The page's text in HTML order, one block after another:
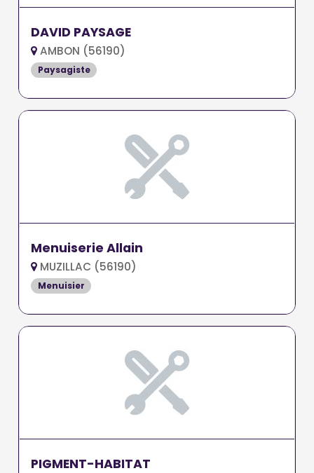
DAVID PAYSAGE
AMBON (56190)
Paysagiste
Menuiserie Allain
MUZILLAC (56190)
Menuisier
PIGMENT-HABITAT